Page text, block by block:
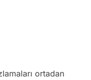
ortadan